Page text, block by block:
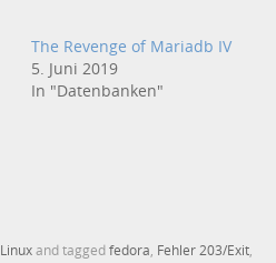
The Revenge of Mariadb IV
5. Juni 2019
In "Datenbanken"
Linuxand taggedfedora Fehler 203/Exit